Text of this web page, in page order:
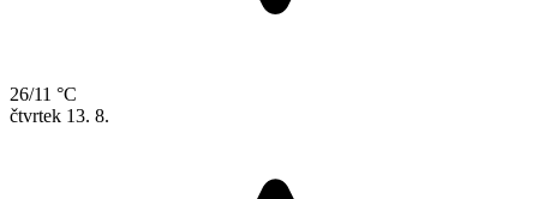
26/11 °C
čtvrtek 13. 8.